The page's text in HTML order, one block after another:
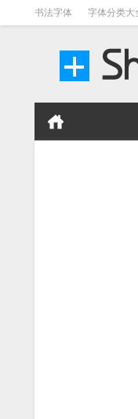
书法字体 字体分类大